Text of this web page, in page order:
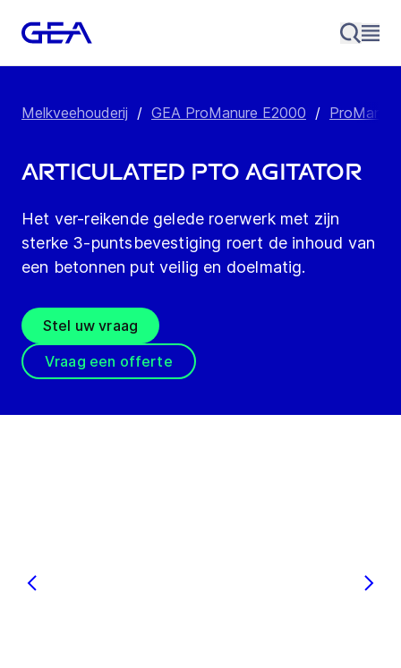
Melkveehouderij / GEA ProManure E2000 /
Articulated PTO Agitator
Het ver-reikende gelede roerwerk met zijn
sterke 3-puntsbevestiging roert de inhoud van
een betonnen put veilig en doelmatig.
Stel uw vraag
Vraag een offerte